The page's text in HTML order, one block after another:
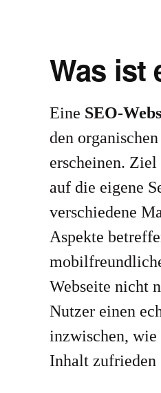
Was ist
Eine SEO-
den
erscheinen.
auf die eigene
verschiedene
Aspekte
Webseite nicht
Nutzer einen
inzwischen, wie
Inhalt zufrieden